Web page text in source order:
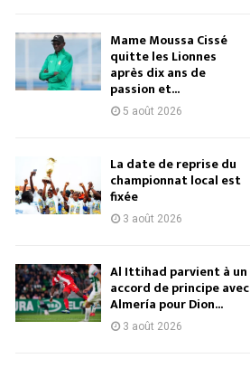
Mame Moussa Cissé
quitte les Lionnes
après dix ans de
passion et...
5 août 2026
La date de reprise du
championnat local est
fixée
3 août 2026
Al Ittihad parvient à un
accord de principe avec
Almería pour Dion...
3 août 2026